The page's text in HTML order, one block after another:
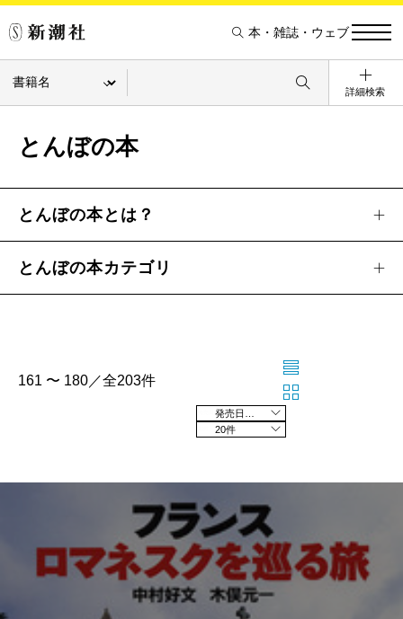
本・雑誌・ウェブ
詳細検索
とんぼの本
とんぼの本とは？
とんぼの本カテゴリ
161 〜 180／全203件
20件